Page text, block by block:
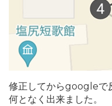
修正してからgoogleで
何となく出来ました。